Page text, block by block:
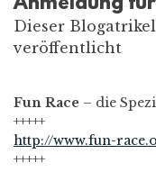
Dieser
veröffentlicht
Fun Race – die
+++++
http://www.fun-
+++++